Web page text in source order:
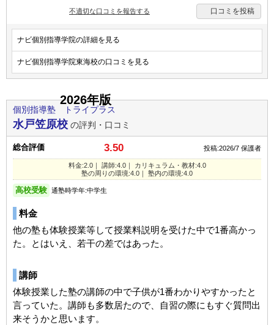
不適切な口コミを報告する 口コミを投稿
ナビ個別指導学院の詳細を見る
ナビ個別指導学院東海校の口コミを見る
2026年版
個別指導塾 トライプラス
水戸笠原校 の評判・口コミ
総合評価 3.50 投稿:2026/7 保護者
料金:2.0｜ 講師:4.0｜ カリキュラム・教材:4.0
塾の周りの環境:4.0｜ 塾内の環境:4.0
高校受験 通塾時学年:中学生
料金
他の塾も体験授業等して授業料説明を受けた中で1番高かっ
た。とはいえ、若干の差ではあった。
講師
体験授業した塾の講師の中で子供が1番わかりやすかったと
言っていた。講師も多数居たので、自習の際にもすぐ質問出
来そうかと思います。